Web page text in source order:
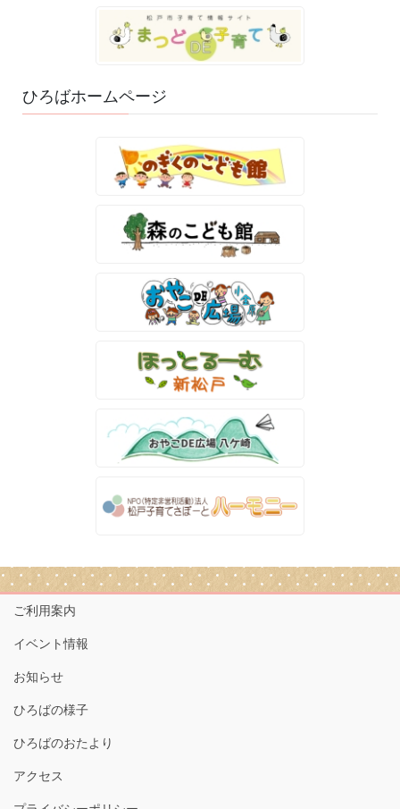
ひろばホームページ
ご利用案内
イベント情報
お知らせ
ひろばの様子
ひろばのおたより
アクセス